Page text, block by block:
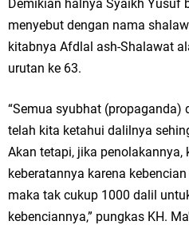
Demikian halnya Syaikh Yusuf
menyebut dengan nama
kitabnya Afdlal ash-Shalawat
urutan ke 63.
“Semua syubhat (propaganda)
telah kita ketahui dalilnya
Akan tetapi, jika penolakannya,
keberatannya karena
maka tak cukup 1000 dalil
kebenciannya,” pungkas KH.